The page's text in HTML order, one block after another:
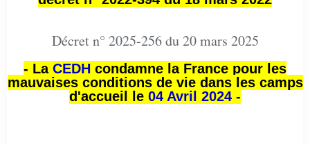
Décret n° 2025-256 du 20 mars 2025
- La CEDH condamne la France pour les
mauvaises conditions de vie dans les camps
d'accueil le 04 Avril 2024 -